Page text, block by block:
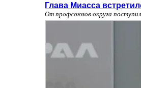
Глава Миасса
От профсоюзов округа